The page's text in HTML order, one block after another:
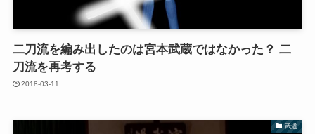
二刀流を編み出したのは宮本武蔵ではなかった？ 二
刀流を再考する
2018-03-11
武道